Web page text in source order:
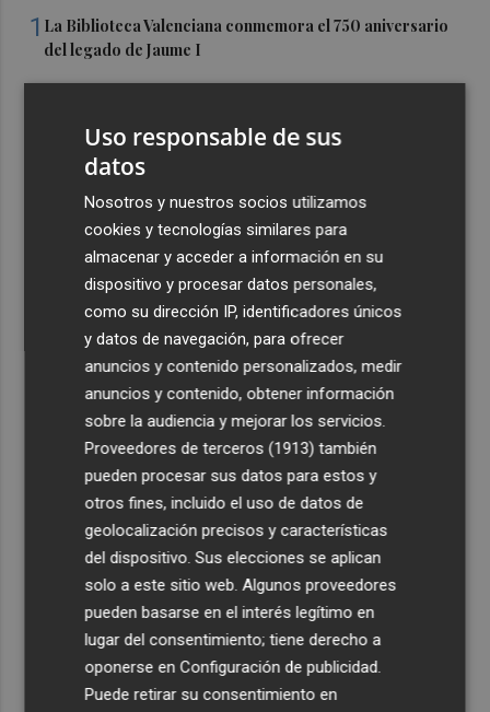
1 La Biblioteca Valenciana conmemora el 750 aniversario
del legado de Jaume I
2
Juan Tallón, Marta Jiménez Serrano o Juan Evaristo Valls
Boix, protagonistas de la programación de agosto de
Entre Libros en Benicàssim
Los talleres de ‘Magia en los Barrios’ de Castelló llegan
Informe del CEAM sobre el incendio de la Vall d'Uixó: la
vegetación perdió el 51% de humedad en los meses
previos
Uso responsable de sus
datos
Nosotros y nuestros socios utilizamos
cookies y tecnologías similares para
almacenar y acceder a información en su
dispositivo y procesar datos personales,
como su dirección IP, identificadores únicos
y datos de navegación, para ofrecer
anuncios y contenido personalizados, medir
anuncios y contenido, obtener información
sobre la audiencia y mejorar los servicios.
Proveedores de terceros (1913) también
pueden procesar sus datos para estos y
otros fines, incluido el uso de datos de
geolocalización precisos y características
del dispositivo. Sus elecciones se aplican
solo a este sitio web. Algunos proveedores
pueden basarse en el interés legítimo en
lugar del consentimiento; tiene derecho a
oponerse enConfiguración de publicidad.
Puede retirar su consentimiento en